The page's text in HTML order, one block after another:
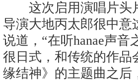
这次启用演唱片头
导演大地丙太郎很中意
说道，“在听hanae声
很日式，和传统的作品
缘结神》的主题曲之后